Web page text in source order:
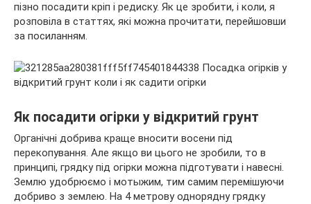
пізно посадити кріп і редиску. Як це зробити, і коли, я
розповіла в статтях, які можна прочитати, перейшовши
за посиланням.
Як посадити огірки у відкритий грунт
Органічні добрива краще вносити восени під
перекопування. Але якщо ви цього не зробили, то в
принципі, грядку під огірки можна підготувати і навесні.
Землю удобрюємо і мотыжим, тим самим перемішуючи
добриво з землею. На 4 метрову однорядну грядку